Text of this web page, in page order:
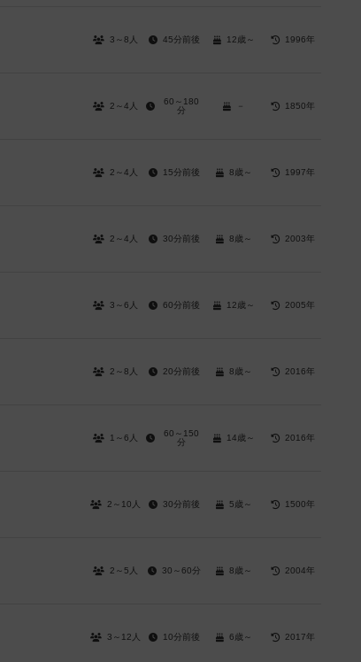
3～8人 45分前後 12歳～ 1996年
2～4人
60～180
分
－ 1850年
2～4人 15分前後 8歳～ 1997年
2～4人 30分前後 8歳～ 2003年
3～6人 60分前後 12歳～ 2005年
2～8人 20分前後 8歳～ 2016年
1～6人
60～150
分
14歳～ 2016年
2～10人 30分前後 5歳～ 1500年
2～5人 30～60分 8歳～ 2004年
3～12人 10分前後 6歳～ 2017年